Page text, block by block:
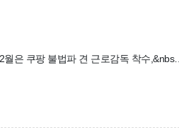
은 쿠팡 불법파 견 근로감독 착수,&nbs…